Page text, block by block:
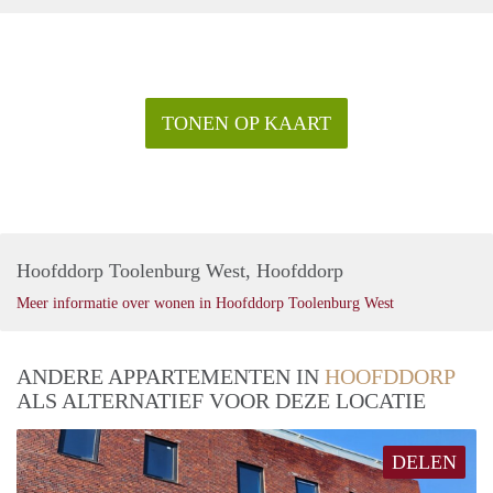
TONEN OP KAART
Hoofddorp Toolenburg West, Hoofddorp
Meer informatie over wonen in Hoofddorp Toolenburg West
ANDERE APPARTEMENTEN IN HOOFDDORP
ALS ALTERNATIEF VOOR DEZE LOCATIE
DELEN